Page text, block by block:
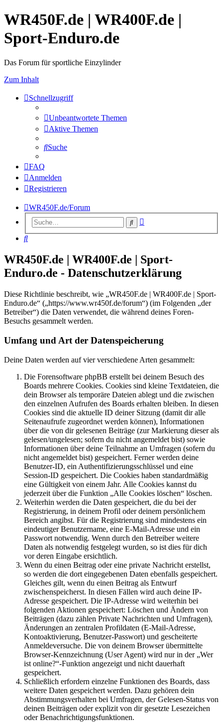
WR450F.de | WR400F.de |
Sport-Enduro.de
Das Forum für sportliche Einzylinder
Zum Inhalt
Schnellzugriff
Unbeantwortete Themen
Aktive Themen
Suche
FAQ
Anmelden
Registrieren
WR450F.de/Forum
Suche
Suche
WR450F.de | WR400F.de | Sport-
Enduro.de - Datenschutzerklärung
Diese Richtlinie beschreibt, wie „WR450F.de | WR400F.de | Sport-
Enduro.de“ („https://www.wr450f.de/forum“) (im Folgenden „der
Betreiber“) die Daten verwendet, die während deines Foren-
Besuchs gesammelt werden.
Umfang und Art der Datenspeicherung
Deine Daten werden auf vier verschiedene Arten gesammelt:
Die Forensoftware phpBB erstellt bei deinem Besuch des
Boards mehrere Cookies. Cookies sind kleine Textdateien, die
dein Browser als temporäre Dateien ablegt und die zwischen
den einzelnen Aufrufen des Boards erhalten bleiben. In diesen
Cookies sind die aktuelle ID deiner Sitzung (damit dir alle
Seitenaufrufe zugeordnet werden können), Informationen
über die von dir gelesenen Beiträge (zur Markierung dieser als
gelesen/ungelesen; sofern du nicht angemeldet bist) sowie
Informationen über deine Teilnahme an Umfragen (sofern du
nicht angemeldet bist) gespeichert. Ferner werden deine
Benutzer-ID, ein Authentifizierungsschlüssel und eine
Session-ID gespeichert. Die Cookies haben standardmäßig
eine Gültigkeit von einem Jahr. Alle Cookies kannst du
jederzeit über die Funktion „Alle Cookies löschen“ löschen.
Weiterhin werden die Daten gespeichert, die du bei der
Registrierung, in deinem Profil oder deinem persönlichem
Bereich angibst. Für die Registrierung sind mindestens ein
eindeutiger Benutzername, eine E-Mail-Adresse und ein
Passwort notwendig. Wenn durch den Betreiber weitere
Daten als notwendig festgelegt wurden, so ist dies für dich
vor deren Eingabe ersichtlich.
Wenn du einen Beitrag oder eine private Nachricht erstellst,
so werden die dort eingegebenen Daten ebenfalls gespeichert.
Gleiches gilt, wenn du einen Beitrag als Entwurf
zwischenspeicherst. In diesen Fällen wird auch deine IP-
Adresse gespeichert. Die IP-Adresse wird weiterhin bei
folgenden Aktionen gespeichert: Löschen und Ändern von
Beiträgen (dazu zählen Private Nachrichten und Umfragen),
Änderungen an zentralen Profildaten (E-Mail-Adresse,
Kontoaktivierung, Benutzer-Passwort) und gescheiterte
Anmeldeversuche. Die von deinem Browser übermittelte
Browser-Kennzeichnung (User Agent) wird nur in der „Wer
ist online?“-Funktion angezeigt und nicht dauerhaft
gespeichert.
Schließlich erfordern einzelne Funktionen des Boards, dass
weitere Daten gespeichert werden. Dazu gehören dein
Abstimmungsverhalten bei Umfragen, der Gelesen-Status von
deinen Beiträgen oder explizit von dir gesetzte Lesezeichen
oder Benachrichtigungsfunktionen.